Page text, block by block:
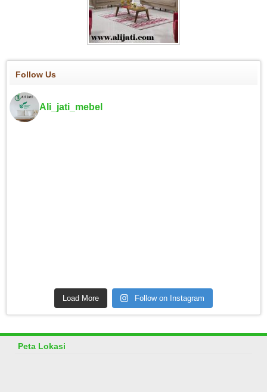
Follow Us
Ali_jati_mebel
Load More Follow on Instagram
Peta Lokasi